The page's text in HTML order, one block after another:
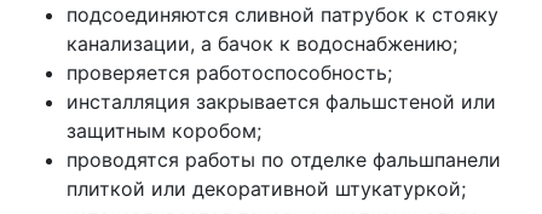
подсоединяются сливной патрубок к стояку
канализации, а бачок к водоснабжению;
проверяется работоспособность;
инсталляция закрывается фальшстеной или
защитным коробом;
проводятся работы по отделке фальшпанели
плиткой или декоративной штукатуркой;